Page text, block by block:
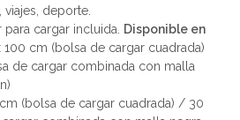
deporte.
cargar incluida.
Disponible en
100 cm (bolsa de cargar cuadrada)
de cargar combinada con malla
(bolsa de cargar cuadrada) / 30